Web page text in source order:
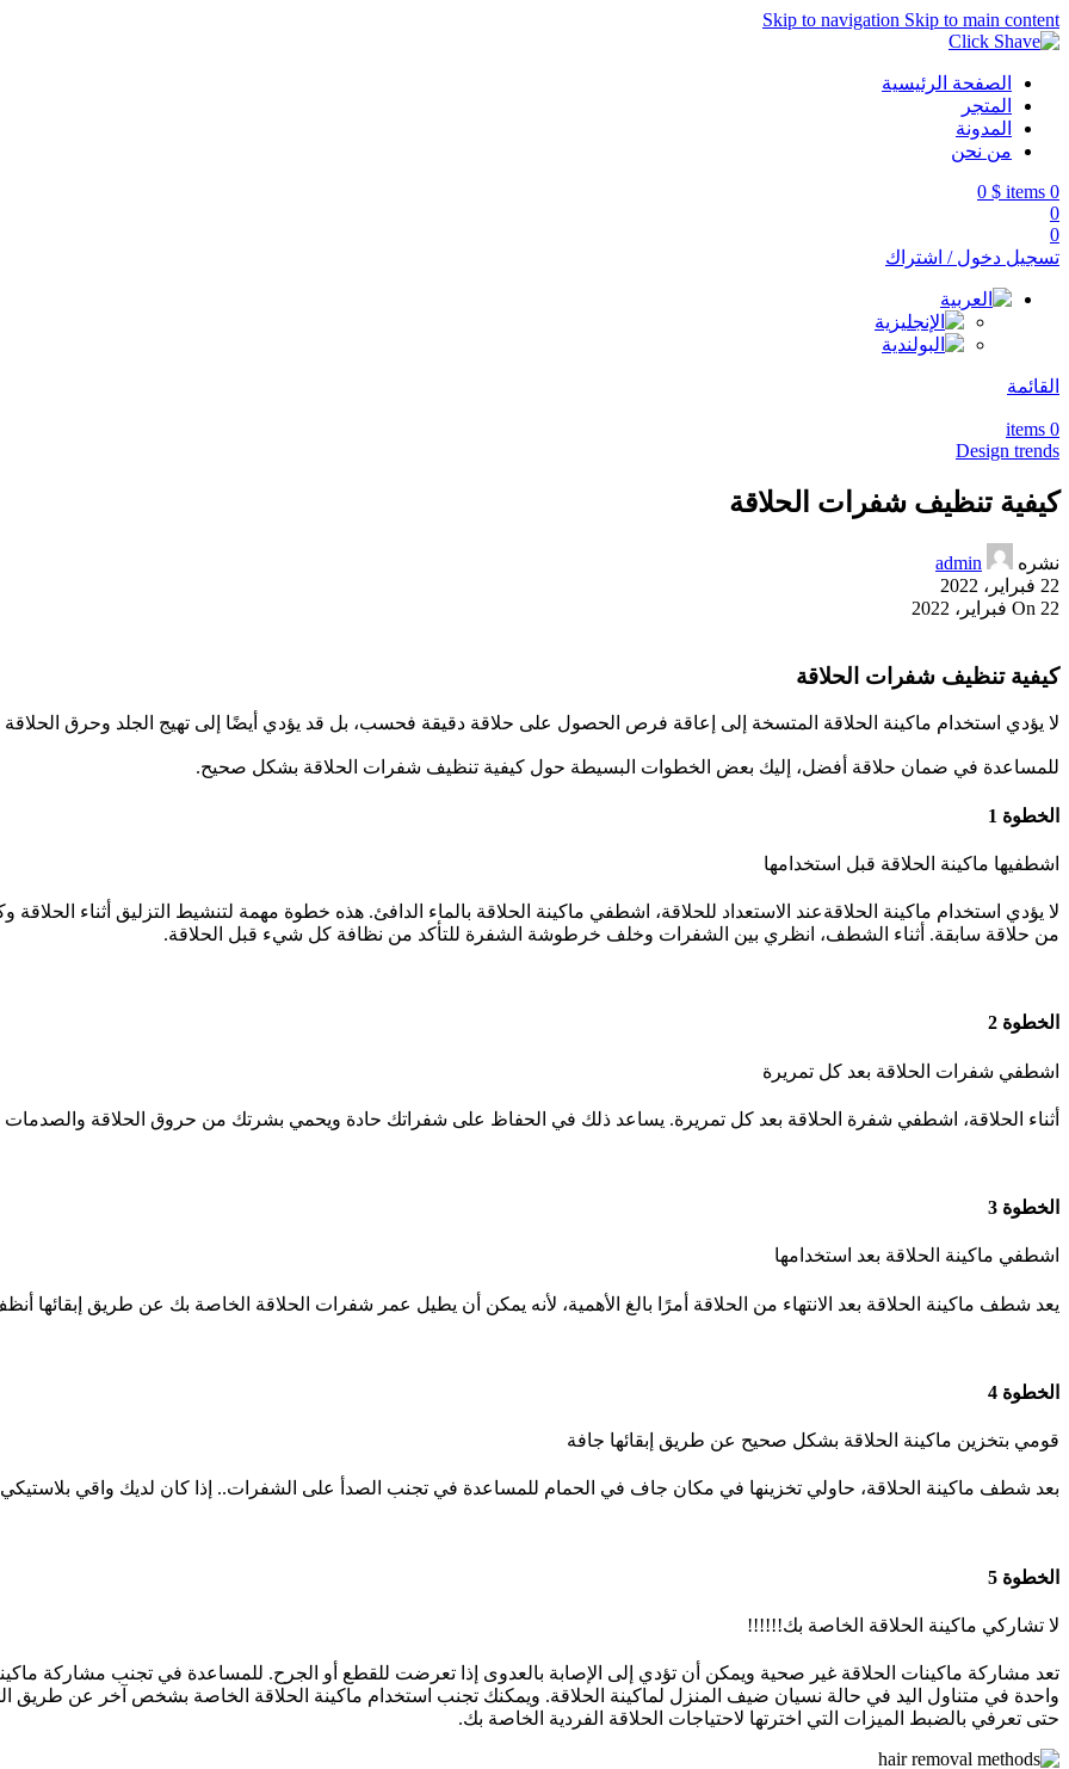
Skip to navigation Skip to main content
الصفحة الرئيسية
المتجر
المدونة
من نحن
0
items
0 $
0
0
تسجيل دخول / اشتراك
القائمة
0
items
Design trends
كيفية تنظيف شفرات الحلاقة
نشره
admin
22 فبراير، 2022
On 22 فبراير، 2022
كيفية تنظيف شفرات الحلاقة
لا يؤدي استخدام ماكينة الحلاقة المتسخة إلى إعاقة فرص الحصول على حلاقة دقيقة فحسب، بل قد يؤدي أيضًا إلى تهيج الجلد وحرق الحلاقة
للمساعدة في ضمان حلاقة أفضل، إليك بعض الخطوات البسيطة حول كيفية تنظيف شفرات الحلاقة بشكل صحيح.
الخطوة 1
اشطفيها ماكينة الحلاقة قبل استخدامها
لا يؤدي استخدام ماكينة الحلاقةعند الاستعداد للحلاقة، اشطفي ماكينة الحلاقة بالماء الدافئ. هذه خطوة مهمة لتنشيط التزليق أثناء
من حلاقة سابقة. أثناء الشطف، انظري بين الشفرات وخلف خرطوشة الشفرة للتأكد من نظافة كل شيء قبل الحلاقة.
الخطوة 2
اشطفي شفرات الحلاقة بعد كل تمريرة
أثناء الحلاقة، اشطفي شفرة الحلاقة بعد كل تمريرة. يساعد ذلك في الحفاظ على شفراتك حادة ويحمي بشرتك من حروق الحلاقة والصدمات
الخطوة 3
اشطفي ماكينة الحلاقة بعد استخدامها
يعد شطف ماكينة الحلاقة بعد الانتهاء من الحلاقة أمرًا بالغ الأهمية، لأنه يمكن أن يطيل عمر شفرات الحلاقة الخاصة بك عن طريق إبقائها
الخطوة 4
قومي بتخزين ماكينة الحلاقة بشكل صحيح عن طريق إبقائها جافة
بعد شطف ماكينة الحلاقة، حاولي تخزينها في مكان جاف في الحمام للمساعدة في تجنب الصدأ على الشفرات.. إذا كان لديك واقي
الخطوة 5
لا تشاركي ماكينة الحلاقة الخاصة بك!!!!!!
تعد مشاركة ماكينات الحلاقة غير صحية ويمكن أن تؤدي إلى الإصابة بالعدوى إذا تعرضت للقطع أو الجرح. للمساعدة في تجنب مشاركة
واحدة في متناول اليد في حالة نسيان ضيف المنزل لماكينة الحلاقة. ويمكنك تجنب استخدام ماكينة الحلاقة الخاصة بشخص آخر عن طريق
حتى تعرفي بالضبط الميزات التي اخترتها لاحتياجات الحلاقة الفردية الخاصة بك.